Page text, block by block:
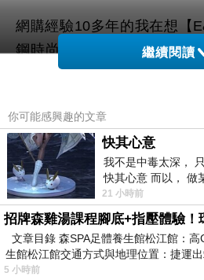
網購經驗10多年的我在想【
鋼時尚造型對戒(單售款)在
而且24小時都能買，上網慢
用等店家開門也不用看店員
然選擇在網路上購買
於是我也參考了其他網友【
鋼時尚造型對戒(單售款)的推
繼續閱讀
你可能感興趣的文章
快其心意
我不是中毒太深，
快其心意 而以， 做
愉快。
21 小時前
文章目錄 森SPA足體養生館松江館：
生館松江館交通方式與地理位置：捷運
5 小時前